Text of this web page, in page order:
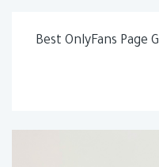
Best OnlyFans Page